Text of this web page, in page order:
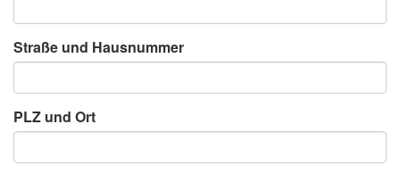
Straße und Hausnummer
PLZ und Ort